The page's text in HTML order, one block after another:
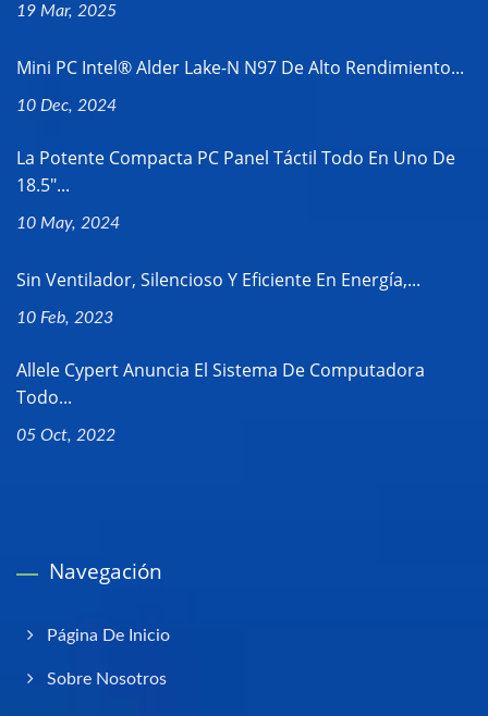
19 Mar, 2025
Mini PC Intel® Alder Lake-N N97 De Alto Rendimiento...
10 Dec, 2024
La Potente Compacta PC Panel Táctil Todo En Uno De
18.5"...
10 May, 2024
Sin Ventilador, Silencioso Y Eficiente En Energía,...
10 Feb, 2023
Allele Cypert Anuncia El Sistema De Computadora
Todo...
05 Oct, 2022
Navegación
Página De Inicio
Sobre Nosotros